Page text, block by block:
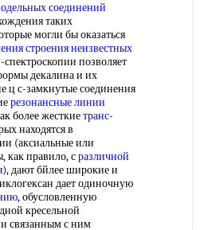
соединений
таких
могли бы оказаться
строениянеизвестных
позволяет
декалина и их
ц с-замкнутые соединения
резонансные линии
более жесткиетранс-
находятся в
(аксиальные или
как правило, сразличной
), дают бйлее широкие и
дает одиночную
, обусловленную
кресельной
связанным с ним